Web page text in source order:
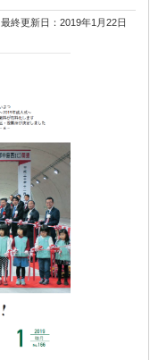
最終更新日：2019年1月22日